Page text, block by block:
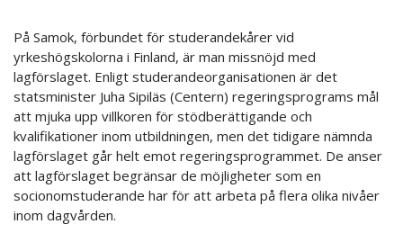
På Samok, förbundet för studerandekårer vid
yrkeshögskolorna i Finland, är man missnöjd med
lagförslaget. Enligt studerandeorganisationen är det
statsminister Juha Sipiläs (Centern) regeringsprograms mål
att mjuka upp villkoren för stödberättigande och
kvalifikationer inom utbildningen, men det tidigare nämnda
lagförslaget går helt emot regeringsprogrammet. De anser
att lagförslaget begränsar de möjligheter som en
socionomstuderande har för att arbeta på flera olika nivåer
inom dagvården.